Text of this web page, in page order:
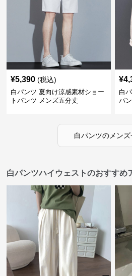
¥5,390 (税込)
白パンツ 夏向け涼感素材ショー
トパンツ メンズ五分丈
¥
白
パ
白パンツのメンズ
白パンツハイウェストのおすすめ